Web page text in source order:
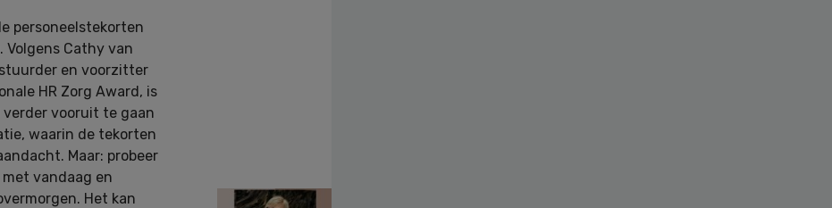
personeelstekorten
Volgens Cathy van
en voorzitter
HR Zorg Award, is
verder vooruit te gaan
waarin de tekorten
Maar: probeer
vandaag en
Het kan